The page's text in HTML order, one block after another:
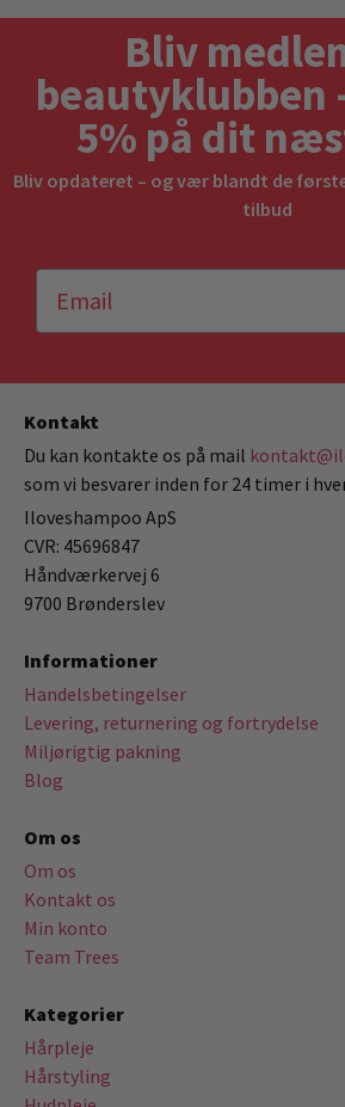
Bliv
beautyklubben
5% på dit
Bliv opdateret – og vær blandt de
tilbud
Kontakt
Du kan kontakte os på mail
som vi besvarer inden for 24 timer i
Iloveshampoo ApS
CVR: 45696847
Håndværkervej 6
9700 Brønderslev
Informationer
Handelsbetingelser
Levering, returnering og fortrydelse
Miljørigtig pakning
Blog
Om os
Om os
Kontakt os
Min konto
Team Trees
Kategorier
Hårpleje
Hårstyling